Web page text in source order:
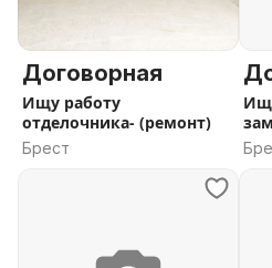
Договорная
Ищу работу
отделочника- (ремонт)
Брест